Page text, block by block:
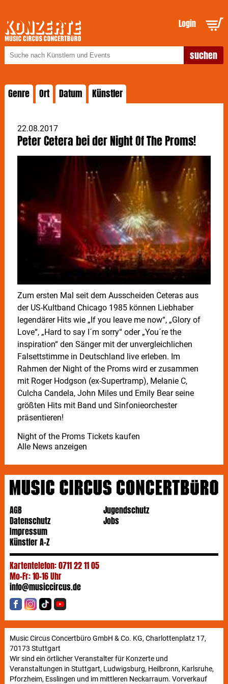
Login
Genre Ort Datum Künstler
22.08.2017
Peter Cetera bei der Night Of The Proms!
Zum ersten Mal seit dem Ausscheiden Ceteras aus
der US-Kultband Chicago 1985 können Liebhaber
legendärer Hits wie „If you leave me now“, „Glory of
Love“, „Hard to say I´m sorry“ oder „You´re the
inspiration“ den Sänger mit der unvergleichlichen
Falsettstimme in Deutschland live erleben. Im
Rahmen der Night of the Proms wird er zusammen
mit Roger Hodgson (ex-Supertramp), Melanie C,
Culcha Candela, John Miles und Emily Bear seine
größten Hits mit Band und Sinfonieorchester
präsentieren!
Night of the Proms Tickets kaufen
Alle News anzeigen
AGB
Datenschutz
Impressum
Jugendschutz
Jobs
Künstler A-Z
Kartentelefon: 0711 22 11 05
Mo-Fr: 10-16 Uhr
info@musiccircus.de
Music Circus Concertbüro GmbH & Co. KG, Charlottenplatz 17,
70173 Stuttgart
Wir sind ein örtlicher Veranstalter für Konzerte und
Veranstaltungen in Stuttgart, Ludwigsburg, Heilbronn, Karlsruhe,
Pforzheim, Esslingen und im mittleren Neckarraum. Vorverkauf